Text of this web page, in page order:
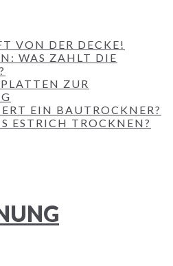
VON DER DECKE!
WAS ZAHLT DIE
ZUR
EIN BAUTROCKNER?
ESTRICH TROCKNEN?